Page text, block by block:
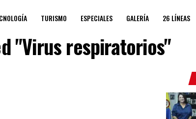
TURISMO ESPECIALES GALERÍA 26 LÍNEAS
"Virus respiratorios"